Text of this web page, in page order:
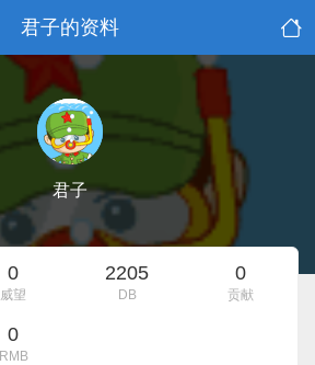
君子的资料
君子
0
威望
2205
DB
0
贡献
0
RMB